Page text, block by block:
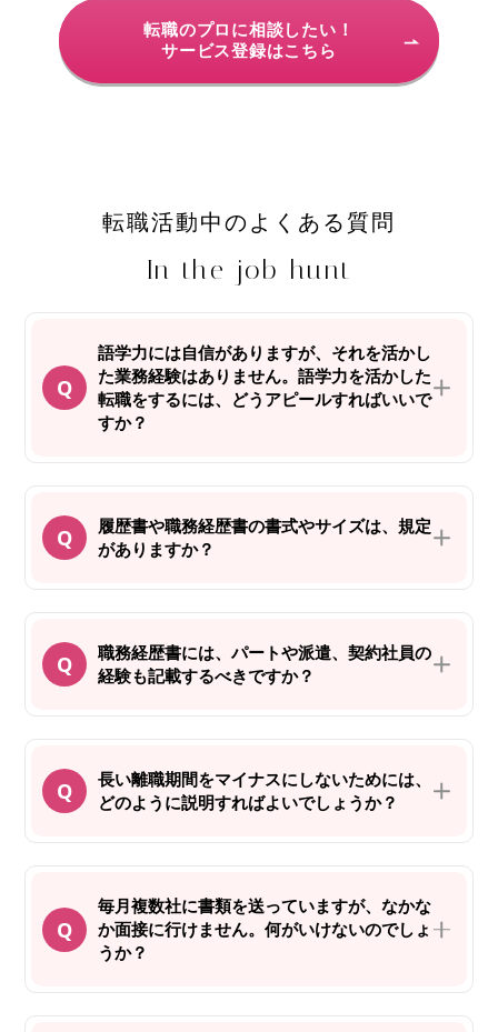
転職のプロに相談したい！
サービス登録はこちら
転職活動中のよくある質問
In the job hunt
語学力には自信がありますが、それを活かし
た業務経験はありません。語学力を活かした
転職をするには、どうアピールすればいいで
すか？
履歴書や職務経歴書の書式やサイズは、規定
がありますか？
職務経歴書には、パートや派遣、契約社員の
経験も記載するべきですか？
長い離職期間をマイナスにしないためには、
どのように説明すればよいでしょうか？
毎月複数社に書類を送っていますが、なかな
か面接に行けません。何がいけないのでしょ
うか？